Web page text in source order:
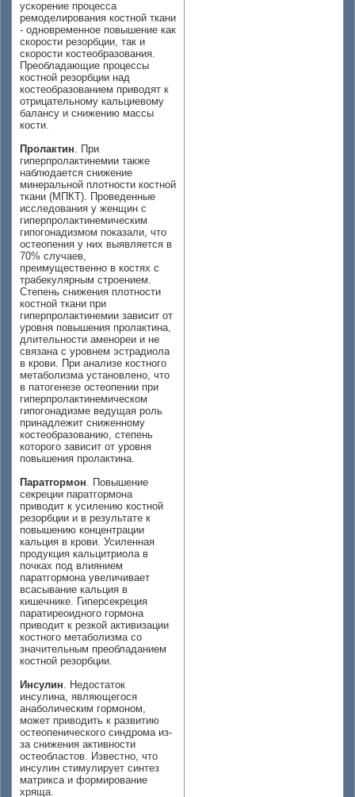
ускорение процесса
ремоделирования костной ткани
- одновременное повышение как
скорости резорбции, так и
скорости костеобразования.
Преобладающие процессы
костной резорбции над
костеобразованием приводят к
отрицательному кальциевому
балансу и снижению массы
кости.
Пролактин. При
гиперпролактинемии также
наблюдается снижение
минеральной плотности костной
ткани (МПКТ). Проведенные
исследования у женщин с
гиперпролактинемическим
гипогонадизмом показали, что
остеопения у них выявляется в
70% случаев,
преимущественно в костях с
трабекулярным строением.
Степень снижения плотности
костной ткани при
гиперпролактинемии зависит от
уровня повышения пролактина,
длительности аменореи и не
связана с уровнем эстрадиола
в крови. При анализе костного
метаболизма установлено, что
в патогенезе остеопении при
гиперпролактинемическом
гипогонадизме ведущая роль
принадлежит сниженному
костеобразованию, степень
которого зависит от уровня
повышения пролактина.
Паратгормон. Повышение
секреции паратгормона
приводит к усилению костной
резорбции и в результате к
повышению концентрации
кальция в крови. Усиленная
продукция кальцитриола в
почках под влиянием
паратгормона увеличивает
всасывание кальция в
кишечнике. Гиперсекреция
паратиреоидного гормона
приводит к резкой активизации
костного метаболизма со
значительным преобладанием
костной резорбции.
Инсулин. Недостаток
инсулина, являющегося
анаболическим гормоном,
может приводить к развитию
остеопенического синдрома из-
за снижения активности
остеобластов. Известно, что
инсулин стимулирует синтез
матрикса и формирование
хряща.